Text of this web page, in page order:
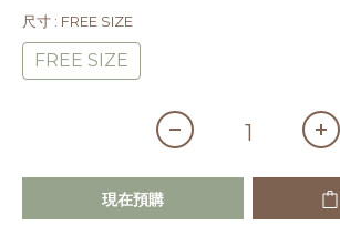
尺寸 : FREE SIZE
FREE SIZE
現在預購